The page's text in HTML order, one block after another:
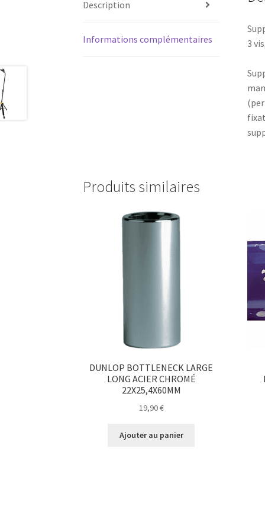
Description
Informations complémentaires
3
Produits similaires
DUNLOP BOTTLENECK LARGE
LONG ACIER CHROMÉ
22X25,4X60MM
19,90€
Ajouter au panier